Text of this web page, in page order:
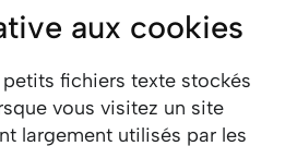
aux cookies
fichiers texte stockés
vous visitez un site
largement utilisés par les